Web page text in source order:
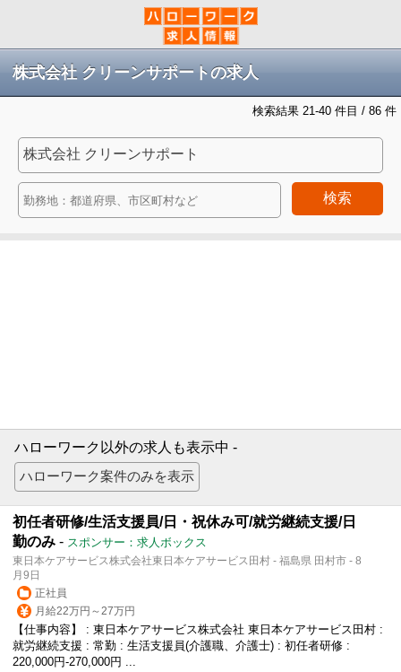
株式会社 クリーンサポートの求人
検索結果 21-40 件目 / 86 件
検索
ハローワーク以外の求人も表示中 -
初任者研修/生活支援員/日・祝休み可/就労継続支援/日
勤のみ - スポンサー：求人ボックス
東日本ケアサービス株式会社東日本ケアサービス田村 - 福島県 田村市 - 8
月9日
正社員
月給22万円～27万円
【仕事内容】 : 東日本ケアサービス株式会社 東日本ケアサービス田村 :
就労継続支援 : 常勤 : 生活支援員(介護職、介護士) : 初任者研修 :
220,000円-270,000円 ...